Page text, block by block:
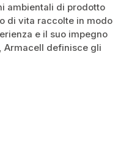
ambientali di prodotto
di vita raccolte in modo
e il suo impegno
Armacell definisce gli